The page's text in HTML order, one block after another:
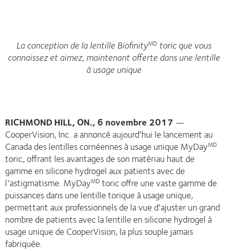
La conception de la lentille BiofinityMDtoric que vous
connaissez et aimez, maintenant offerte dans une lentille
à usage unique
RICHMOND HILL, ON., 6 novembre 2017 —
CooperVision, Inc. a annoncé aujourd’hui le lancement au
Canada des lentilles cornéennes à usage unique MyDayMD
toric, offrant les avantages de son matériau haut de
gamme en silicone hydrogel aux patients avec de
l’astigmatisme. MyDayMD toric offre une vaste gamme de
puissances dans une lentille torique à usage unique,
permettant aux professionnels de la vue d’ajuster un grand
nombre de patients avec la lentille en silicone hydrogel à
usage unique de CooperVision, la plus souple jamais
fabriquée.